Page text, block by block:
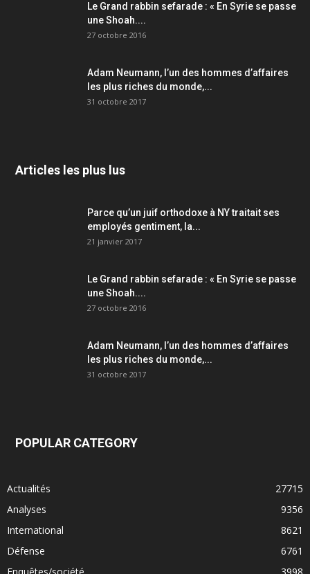
Le Grand rabbin sefarade : « En Syrie se passe
une Shoah....
27 octobre 2016
Adam Neumann, l’un des hommes d’affaires
les plus riches du monde,...
31 octobre 2017
Articles les plus lus
Parce qu’un juif orthodoxe à NY traitait ses
employés gentiment, la...
21 janvier 2017
Le Grand rabbin sefarade : « En Syrie se passe
une Shoah....
27 octobre 2016
Adam Neumann, l’un des hommes d’affaires
les plus riches du monde,...
31 octobre 2017
POPULAR CATEGORY
Actualités
27715
Analyses
9356
International
8621
Défense
6761